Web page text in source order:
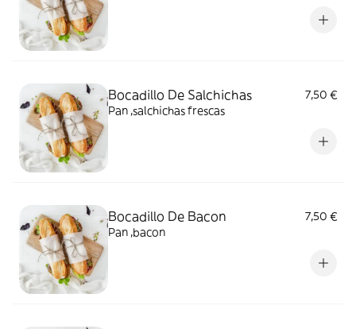
Bocadillo De Salchichas
7,50 €
Pan ,salchichas frescas
Bocadillo De Bacon
7,50 €
Pan ,bacon